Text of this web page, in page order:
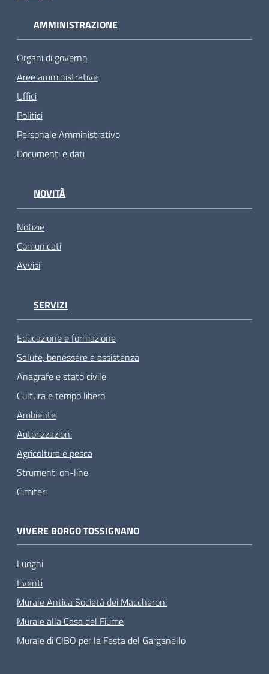
AMMINISTRAZIONE
Organi di governo
Aree amministrative
Uffici
Politici
Personale Amministrativo
Documenti e dati
NOVITÀ
Notizie
Comunicati
Avvisi
SERVIZI
Educazione e formazione
Salute, benessere e assistenza
Anagrafe e stato civile
Cultura e tempo libero
Ambiente
Autorizzazioni
Agricoltura e pesca
Strumenti on-line
Cimiteri
VIVERE BORGO TOSSIGNANO
Luoghi
Eventi
Murale Antica Società dei Maccheroni
Murale alla Casa del Fiume
Murale di CIBO per la Festa del Garganello